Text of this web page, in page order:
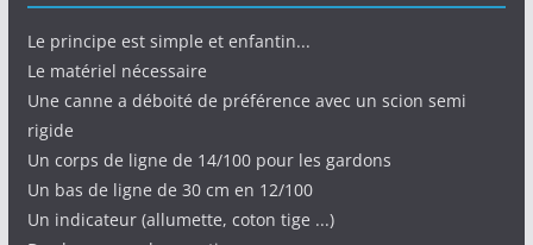
Le principe est simple et enfantin...
Le matériel nécessaire
Une canne a déboité de préférence avec un scion semi
rigide
Un corps de ligne de 14/100 pour les gardons
Un bas de ligne de 30 cm en 12/100
Un indicateur (allumette, coton tige ...)